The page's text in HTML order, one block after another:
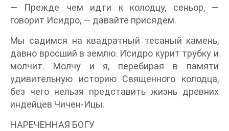
— Прежде чем идти к колодцу, сеньор, —
говорит Исидро, — давайте присядем.
Мы садимся на квадратный тесаный камень,
давно вросший в землю. Исидро курит трубку и
молчит. Молчу и я, перебирая в памяти
удивительную историю Священного колодца,
без чего нельзя представить жизнь древних
индейцев Чичен-Ицы.
НАРЕЧЕННАЯ БОГУ